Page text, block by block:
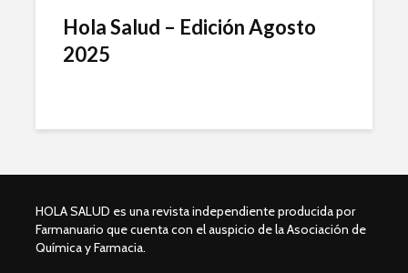
Hola Salud – Edición Agosto
2025
HOLA SALUD es una revista independiente producida por
Farmanuario que cuenta con el auspicio de la Asociación de
Química y Farmacia.